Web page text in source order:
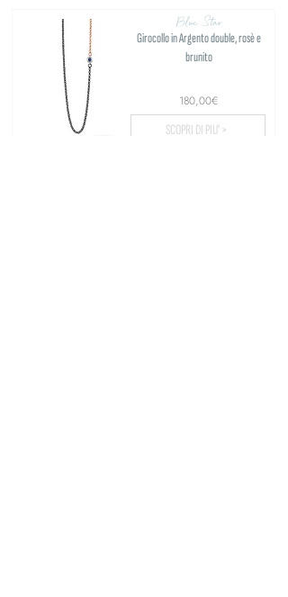
Blue Star
Girocollo in Argento double, rosè e
brunito
180,00€
SCOPRI DI PIU' >